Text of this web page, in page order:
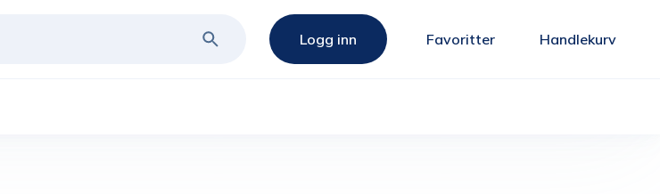
Logg inn Favoritter Handlekurv